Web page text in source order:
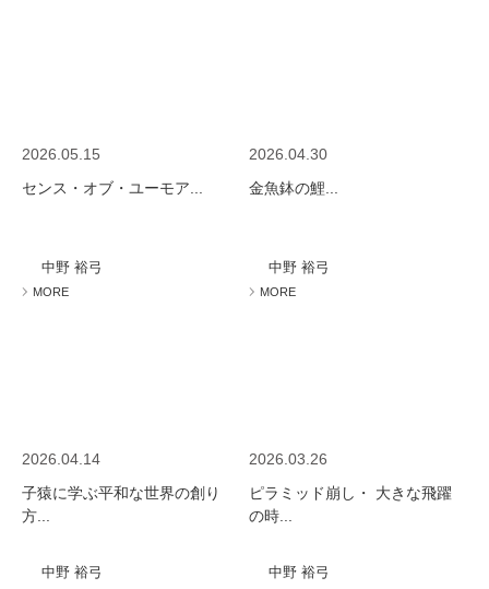
2026.05.15
センス・オブ・ユーモア...
中野 裕弓
MORE
2026.04.30
金魚鉢の鯉...
中野 裕弓
MORE
2026.04.14
子猿に学ぶ平和な世界の創り
方...
中野 裕弓
2026.03.26
ピラミッド崩し・ 大きな飛躍
の時...
中野 裕弓